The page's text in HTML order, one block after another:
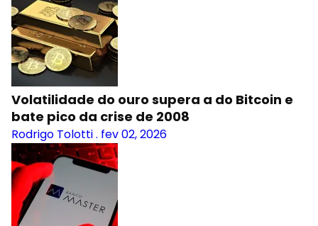
Volatilidade do ouro supera a do Bitcoin e
bate pico da crise de 2008
Rodrigo Tolotti. fev 02, 2026